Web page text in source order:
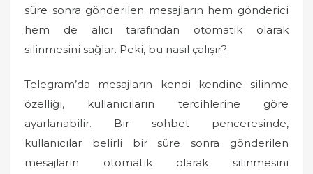
süre sonra gönderilen mesajların hem gönderici
hem de alıcı tarafından otomatik olarak
silinmesini sağlar. Peki, bu nasıl çalışır?
Telegram’da mesajların kendi kendine silinme
özelliği, kullanıcıların tercihlerine göre
ayarlanabilir. Bir sohbet penceresinde,
kullanıcılar belirli bir süre sonra gönderilen
mesajların otomatik olarak silinmesini